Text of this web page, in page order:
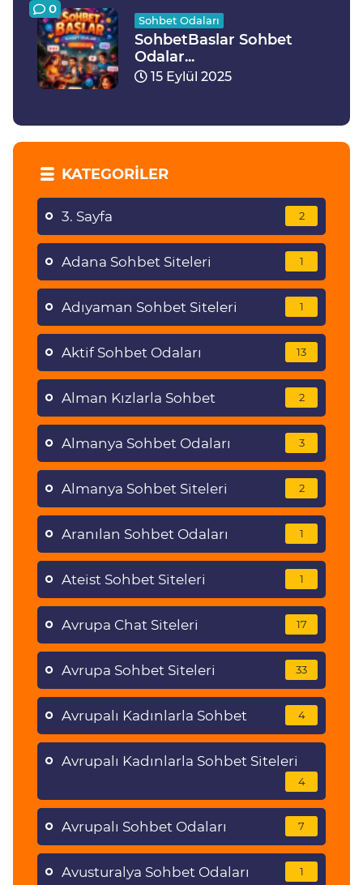
0
Sohbet Odaları
SohbetBaslar Sohbet
Odalar...
15 Eylül 2025
KATEGORILER
3. Sayfa 2
Adana Sohbet Siteleri 1
Adıyaman Sohbet Siteleri 1
Aktif Sohbet Odaları 13
Alman Kızlarla Sohbet 2
Almanya Sohbet Odaları 3
Almanya Sohbet Siteleri 2
Aranılan Sohbet Odaları 1
Ateist Sohbet Siteleri 1
Avrupa Chat Siteleri 17
Avrupa Sohbet Siteleri 33
Avrupalı Kadınlarla Sohbet 4
Avrupalı Kadınlarla Sohbet Siteleri
4
Avrupalı Sohbet Odaları 7
Avusturalya Sohbet Odaları 1